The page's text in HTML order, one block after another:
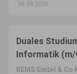
06.08.2026
Duales
Informatik
REMS GmbH & Co